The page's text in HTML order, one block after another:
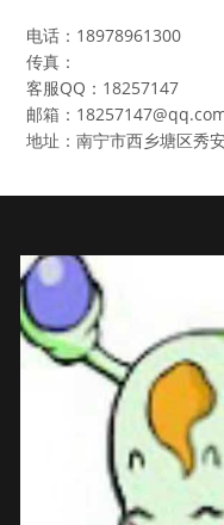
电话：18978961300
传真：
客服QQ：18257147
邮箱：
地址：南宁市西乡塘区秀